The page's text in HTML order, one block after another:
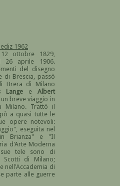
1962
ottobre 1829,
aprile 1906.
del disegno
di Brescia, passò
Brera di Milano
Lange e Albert
breve viaggio in
Milano. Trattò il
a quasi tutte le
opere notevoli:
eseguita nel
in Brianza" e "Il
d'Arte Moderna
tele sono di
Scotti di Milano;
nell'Accademia di
parte alle guerre